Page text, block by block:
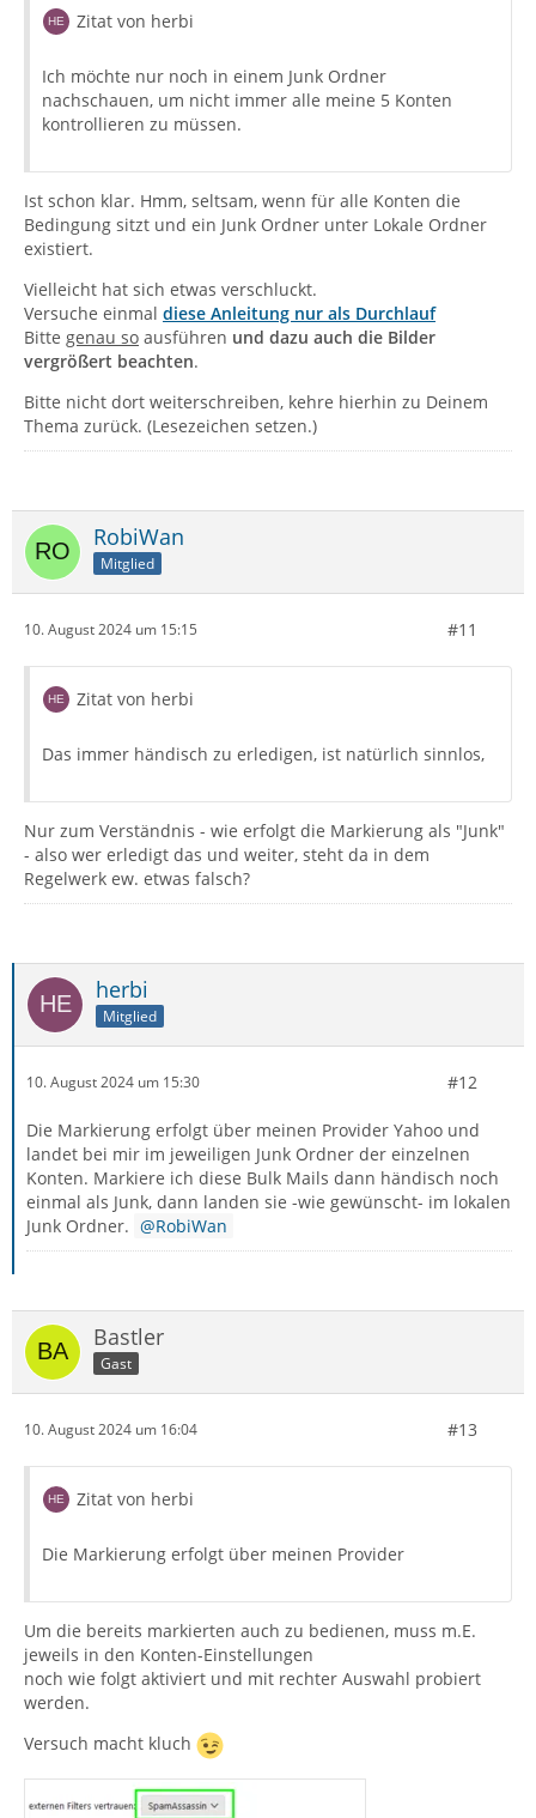
Zitat von herbi
Ich möchte nur noch in einem Junk Ordner
nachschauen, um nicht immer alle meine 5 Konten
kontrollieren zu müssen.
Ist schon klar. Hmm, seltsam, wenn für alle Konten die
Bedingung sitzt und ein Junk Ordner unter Lokale Ordner
existiert.
Vielleicht hat sich etwas verschluckt.
Versuche einmal diese Anleitung nur als Durchlauf
Bitte genau so ausführen und dazu auch die Bilder
vergrößert beachten.
Bitte nicht dort weiterschreiben, kehre hierhin zu Deinem
Thema zurück. (Lesezeichen setzen.)
RobiWan
Mitglied
10. August 2024 um 15:15 #11
Zitat von herbi
Das immer händisch zu erledigen, ist natürlich sinnlos,
Nur zum Verständnis - wie erfolgt die Markierung als "Junk"
- also wer erledigt das und weiter, steht da in dem
Regelwerk ew. etwas falsch?
herbi
Mitglied
10. August 2024 um 15:30 #12
Die Markierung erfolgt über meinen Provider Yahoo und
landet bei mir im jeweiligen Junk Ordner der einzelnen
Konten. Markiere ich diese Bulk Mails dann händisch noch
einmal als Junk, dann landen sie -wie gewünscht- im lokalen
Junk Ordner.
RobiWan
Bastler
Gast
10. August 2024 um 16:04 #13
Zitat von herbi
Die Markierung erfolgt über meinen Provider
Um die bereits markierten auch zu bedienen, muss m.E.
jeweils in den Konten-Einstellungen
noch wie folgt aktiviert und mit rechter Auswahl probiert
werden.
Versuch macht kluch